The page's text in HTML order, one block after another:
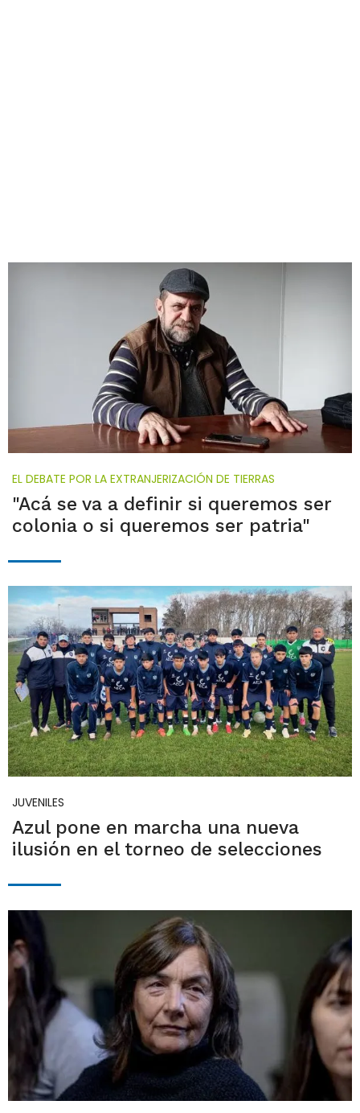
EL DEBATE POR LA EXTRANJERIZACIÓN DE TIERRAS
"Acá se va a definir si queremos ser
colonia o si queremos ser patria"
JUVENILES
Azul pone en marcha una nueva
ilusión en el torneo de selecciones